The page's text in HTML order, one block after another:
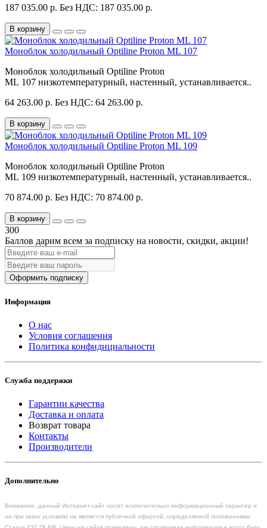
187 035.00 р. Без НДС: 187 035.00 р.
В корзину
Моноблок холодильный Optiline Proton ML 107
Моноблок холодильный Optiline Proton
ML 107 низкотемпературный, настенный, устанавливается..
64 263.00 р. Без НДС: 64 263.00 р.
В корзину
Моноблок холодильный Optiline Proton ML 109
Моноблок холодильный Optiline Proton
ML 109 низкотемпературный, настенный, устанавливается..
70 874.00 р. Без НДС: 70 874.00 р.
В корзину
300
Баллов дарим всем за подписку на новости, скидки, акции!
Оформить подписку
Информация
О нас
Условия соглашения
Политика конфидициальности
Служба поддержки
Гарантии качества
Доставка и оплата
Возврат товара
Контакты
Производители
Дополнительно
Внимание, данный Интернет-сайт носит исключительно информационный характер и
ни при каких условиях не является публичной офертой, определяемой положениями